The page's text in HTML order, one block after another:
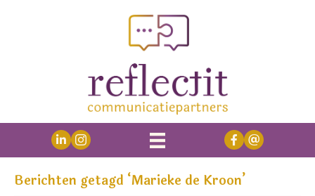
Berichten getagd ‘Marieke de Kroon’